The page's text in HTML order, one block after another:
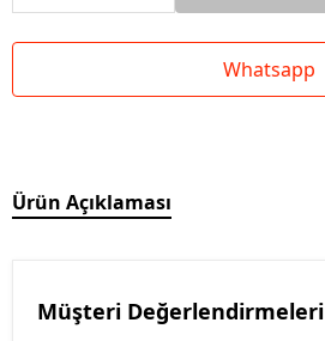
Whatsapp
Ürün Açıklaması
Müşteri Değerlendirmeleri